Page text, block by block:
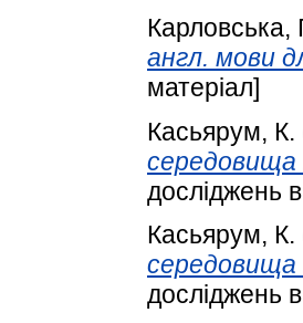
Карловська,
англ. мови
матеріал]
Касьярум, К.
середовища
досліджень
Касьярум, К.
середовища
досліджень